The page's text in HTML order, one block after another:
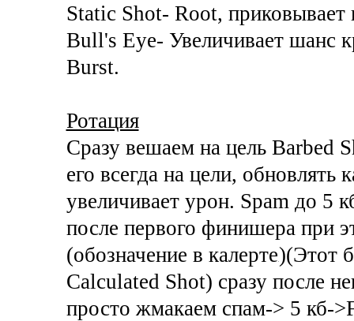
Static Shot- Root, приковывает
Bull's Eye- Увеличивает шанс
Burst.
Ротация
Сразу вешаем на цель Barbed
его всегда на цели,
увеличивает урон. Spam до 5
после первого финишера при
(обозначение в калерте)(Этот
Calculated Shot) сразу после
просто жмакаем спам-> 5 кб-